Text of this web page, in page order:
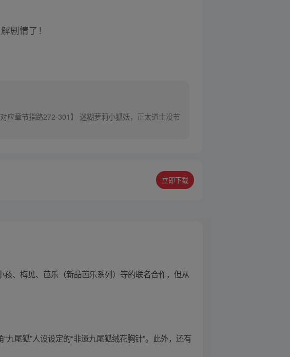
剧情了！
应章节指路272-301】 迷糊萝莉小狐妖，正太道士没节
立即下载
、梅见、芭乐（新品芭乐系列）等的联名合作，但从
尾狐”人设设定的“非遗九尾狐绒花胸针”。此外，还有